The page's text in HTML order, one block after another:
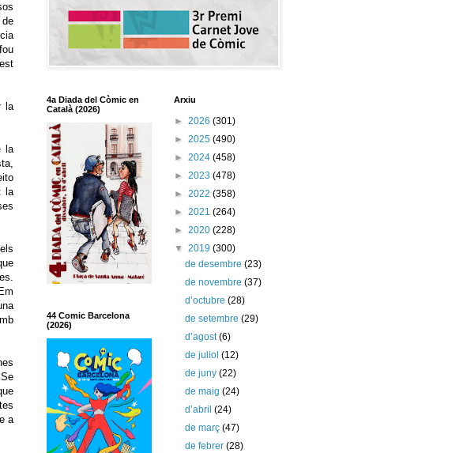
la
la
la
a
4a Diada del Còmic en
Català (2026)
44 Comic Barcelona
(2026)
Arxiu
► 2026 (301)
► 2025 (490)
► 2024 (458)
► 2023 (478)
► 2022 (358)
► 2021 (264)
► 2020 (228)
▼ 2019 (300)
de desembre(23)
de novembre(37)
d’octubre(28)
de setembre(29)
d’agost(6)
de juliol(12)
de juny(22)
de maig(24)
d’abril(24)
de març(47)
de febrer(28)